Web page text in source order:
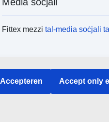
Fittex mezzital-media soċjali
Fittex l-istituzzjonijiet u l-korpi
Accepteren Accept only